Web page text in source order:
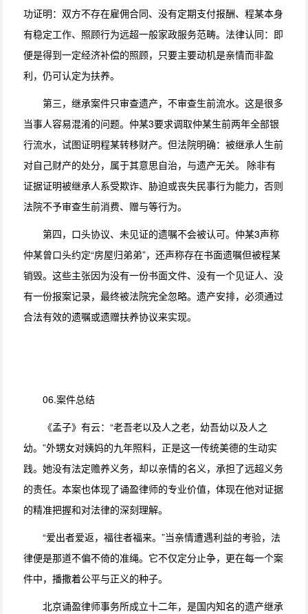
功证明：双方不存在雇佣合同、没有定期支付报酬、程某本身
有稳定工作、照顾行为远超一般家政服务范畴。法律认同：即
便是得到一定经济补偿的照顾，只要主要动机是亲情而非盈
利，仍可认定为扶养。
第三，继承案件只审查遗产，不审查生前流水。这是很多
当事人容易混淆的问题。仲某3要求调取仲某生前两年全部银
行流水，试图证明程某转移财产。但法院明确：被继承人生前
对自己财产的处分，属于其意思自治，与遗产无关。 除非有
证据证明被继承人系受欺诈、胁迫或丧失民事行为能力，否则
法院不予审查生前消费、赠与等行为。
第四，口头协议、未见证的遗嘱不会被认可。仲某3声称
仲某曾口头约定“房屋归弟弟”，还声称存在书面遗嘱但被程某
销毁。这些主张因为没有一份书面文件、没有一个见证人、没
有一份报案记录，最终被法院完全忽略。遗产安排，必须通过
合法有效的遗嘱或遗赠扶养协议来实现。
06.案件总结
《孟子》有云：“老吾老以及人之老，幼吾幼以及人之
幼。”外甥女对姨妈的九年照料，正是这一传统美德的生动实
践。她没有法定赡养义务，却以亲情的名义，承担了远超义务
的责任。本案也体现了诵盈律师的专业价值，体现在他对证据
的精准把握和对法律的深刻理解。
“爱出者爱返，福往者福来。”当亲情遭遇利益的考验，法
律便是那道不偏不倚的准绳。它不仅定分止争，更在每一个案
件中，播撒着公平与正义的种子。
北京诵盈律师事务所成立十二年，是国内知名的遗产继承